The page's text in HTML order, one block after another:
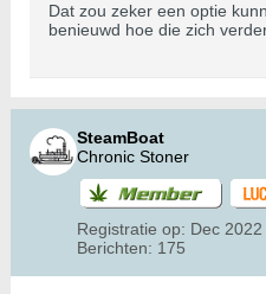
Dat zou zeker een optie
benieuwd hoe die zich
SteamBoat
Chronic Stoner
Registratie op: Dec 2022
Berichten: 175